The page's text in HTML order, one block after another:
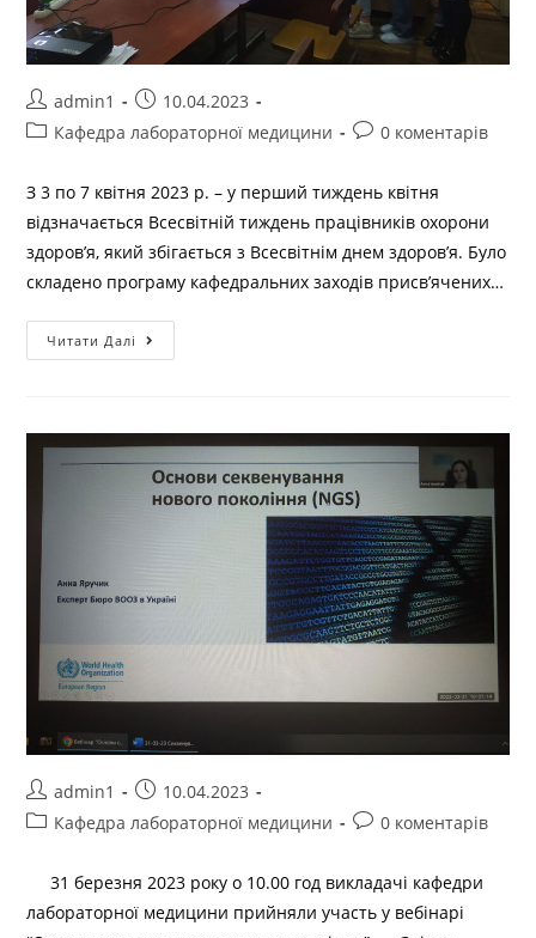
admin1
10.04.2023
Кафедра лабораторної медицини
0 коментарів
З 3 по 7 квітня 2023 р. – у перший тиждень квітня
відзначається Всесвітній тиждень працівників охорони
здоров’я, який збігається з Всесвітнім днем ​​здоров’я. Було
складено програму кафедральних заходів присв’ячених…
Читати Далі
admin1
10.04.2023
Кафедра лабораторної медицини
0 коментарів
31 березня 2023 року о 10.00 год викладачі кафедри
лабораторної медицини прийняли участь у вебінарі